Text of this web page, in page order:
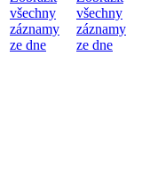
všechny
záznamy
ze dne
všechny
záznamy
ze dne